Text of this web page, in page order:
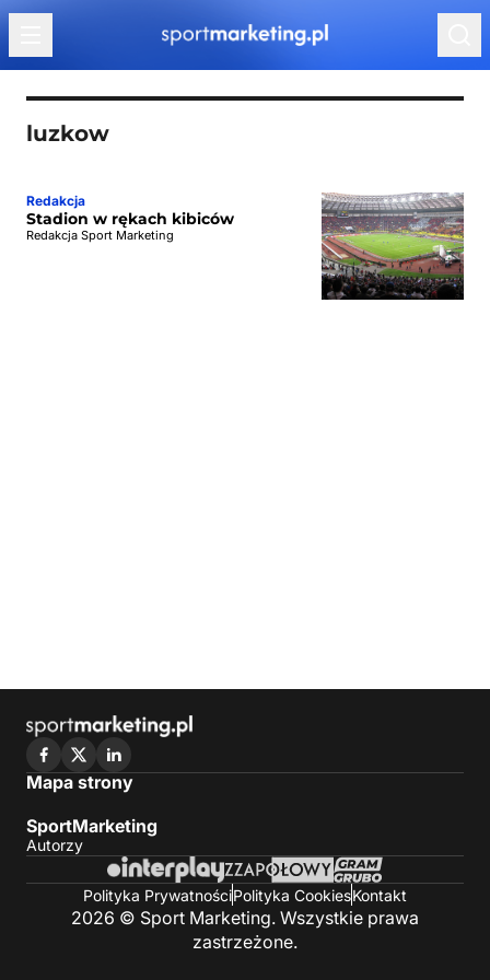
Przejdź do treści
luzkow
Redakcja
Stadion w rękach kibiców
Redakcja Sport Marketing
Mapa strony
SportMarketing
Autorzy
Polityka PrywatnościPolityka CookiesKontakt
2026 © Sport Marketing. Wszystkie prawa
zastrzeżone.